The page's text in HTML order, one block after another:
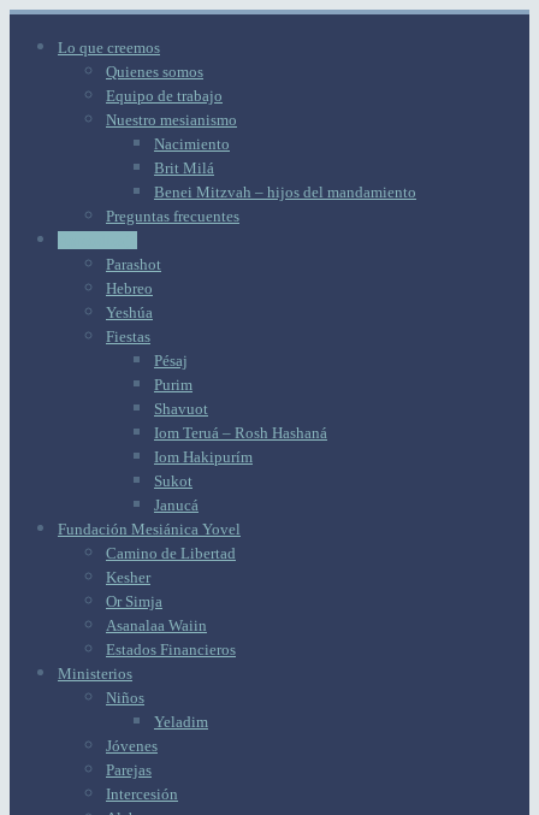
Lo que creemos
Quienes somos
Equipo de trabajo
Nuestro mesianismo
Nacimiento
Brit Milá
Benei Mitzvah – hijos del mandamiento
Preguntas frecuentes
Parashot
Hebreo
Yeshúa
Fiestas
Pésaj
Purim
Shavuot
Iom Teruá – Rosh Hashaná
Iom Hakipurím
Sukot
Janucá
Fundación Mesiánica Yovel
Camino de Libertad
Kesher
Or Simja
Asanalaa Waiin
Estados Financieros
Ministerios
Niños
Yeladim
Jóvenes
Parejas
Intercesión